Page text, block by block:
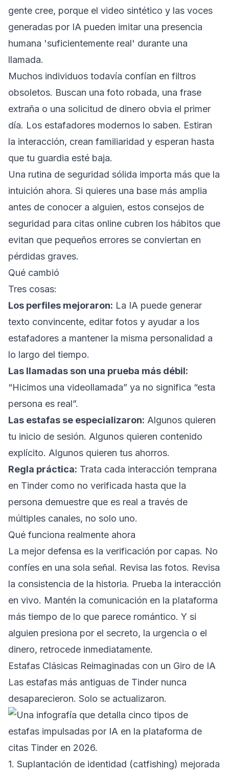
gente cree, porque el video sintético y las voces
generadas por IA pueden imitar una presencia
humana 'suficientemente real' durante una
llamada.
Muchos individuos todavía confían en filtros
obsoletos. Buscan una foto robada, una frase
extraña o una solicitud de dinero obvia el primer
día. Los estafadores modernos lo saben. Estiran
la interacción, crean familiaridad y esperan hasta
que tu guardia esté baja.
Una rutina de seguridad sólida importa más que la
intuición ahora. Si quieres una base más amplia
antes de conocer a alguien, estos consejos de
seguridad para citas online cubren los hábitos que
evitan que pequeños errores se conviertan en
pérdidas graves.
Qué cambió
Tres cosas:
Los perfiles mejoraron: La IA puede generar
texto convincente, editar fotos y ayudar a los
estafadores a mantener la misma personalidad a
lo largo del tiempo.
Las llamadas son una prueba más débil:
“Hicimos una videollamada” ya no significa “esta
persona es real”.
Las estafas se especializaron: Algunos quieren
tu inicio de sesión. Algunos quieren contenido
explícito. Algunos quieren tus ahorros.
Regla práctica: Trata cada interacción temprana
en Tinder como no verificada hasta que la
persona demuestre que es real a través de
múltiples canales, no solo uno.
Qué funciona realmente ahora
La mejor defensa es la verificación por capas. No
confíes en una sola señal. Revisa las fotos. Revisa
la consistencia de la historia. Prueba la interacción
en vivo. Mantén la comunicación en la plataforma
más tiempo de lo que parece romántico. Y si
alguien presiona por el secreto, la urgencia o el
dinero, retrocede inmediatamente.
Estafas Clásicas Reimaginadas con un Giro de IA
Las estafas más antiguas de Tinder nunca
desaparecieron. Solo se actualizaron.
1. Suplantación de identidad (catfishing) mejorada